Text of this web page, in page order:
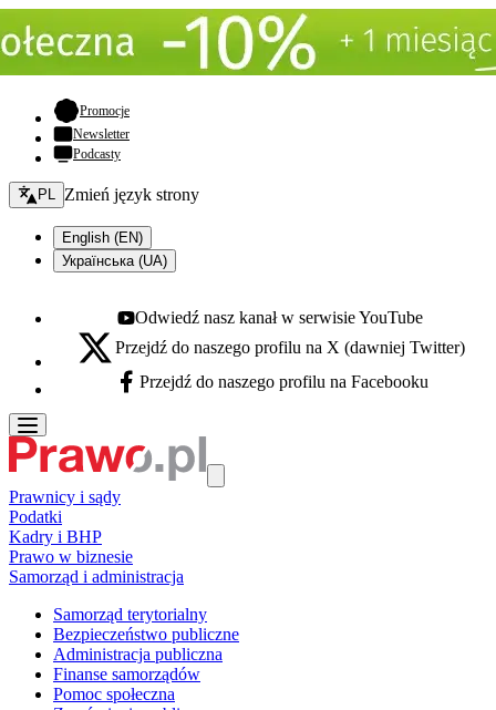
Promocje- otwiera się w nowej karcie
Newsletter
Podcasty
Zmień język - bieżący:
PL Zmień język strony
English (EN)
Українська (UA)
Youtube - otwiera się w nowej karcie
Odwiedź nasz kanał w serwisie YouTube
X - otwiera się w nowej karcie
Przejdź do naszego profilu na X (dawniej Twitter)
Facebook - otwiera się w nowej karcie
Przejdź do naszego profilu na Facebooku
Prawnicy i sądy
Podatki
Kadry i BHP
Prawo w biznesie
Samorząd i administracja
Samorząd terytorialny
Bezpieczeństwo publiczne
Administracja publiczna
Finanse samorządów
Pomoc społeczna